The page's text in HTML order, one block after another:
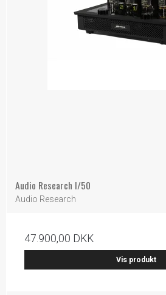
Audio Research I/50
Audio Research
47.900,00 DKK
Vis produkt